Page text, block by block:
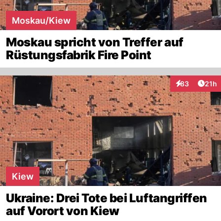
Moskau/Kiew
Moskau spricht von Treffer auf
Rüstungsfabrik Fire Point
83
Interaktionen
21h
Kiew
Ukraine: Drei Tote bei Luftangriffen
auf Vorort von Kiew